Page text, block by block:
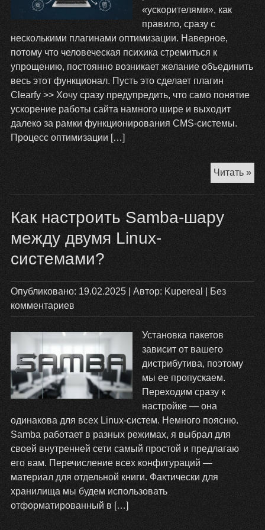
«ускорителями», как
правило, сразу с
несколькими плагинами оптимизации. Наверное,
потому что человеческая психика стремиться к
упрощению, постоянно возникает желание объединить
весь этот функционал. Пусть это сделает плагин
Clearfy >> Хочу сразу предупредить, что само понятие
ускорение работы сайта намного шире и выходит
далеко за рамки функционирования CMS-системы.
Процесс оптимизации […]
Читать »
Как настроить Samba-шару
между двумя Linux-
системами?
Опубликовано: 19.02.2025| Автор: Kupereal
Без
комментариев
Установка пакетов
зависит от вашего
дистрибутива, поэтому
мы ее пропускаем.
Переходим сразу к
настройке — она
одинакова для всех Linux-систем. Немного поясню.
Samba работает в разных режимах, я выбрал для
своей внутренней сети самый простой и предлагаю
его вам. Перечисление всех конфигураций —
материал для отдельной книги. Фактически для
хранилища мы будем использовать
отформатированный в […]